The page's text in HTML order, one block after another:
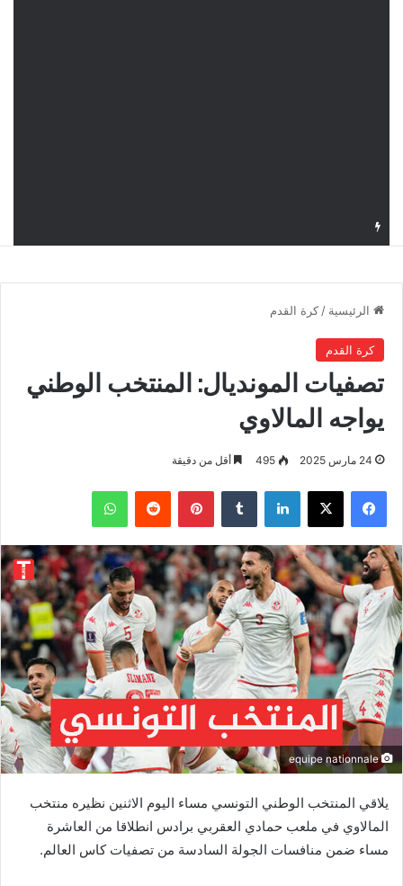
الرئيسية / كرة القدم
كرة القدم
تصفيات المونديال: المنتخب الوطني
يواجه المالاوي
24 مارس 2025 495 أقل من دقيقة
فيسبوك ‫X لينكدإن بينتيريست واتساب
equipe nationnale
يلاقي المنتخب الوطني التونسي مساء اليوم الاثنين نظيره منتخب
المالاوي في ملعب حمادي العقربي برادس انطلاقا من العاشرة
مساء ضمن منافسات الجولة السادسة من تصفيات كاس العالم.